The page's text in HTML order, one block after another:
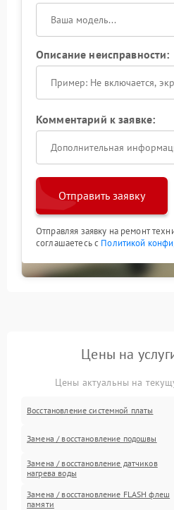
Описание неисправности:
Комментарий к заявке:
Отправить заявку
Отправляя заявку на ремонт
соглашаетесь с Политикой
Цены на
Цены актуальны на
Восстановление системной платы
Замена / восстановление подошвы
Замена / восстановление датчиков
нагрева воды
Замена / восстановление FLASH флеш
памяти